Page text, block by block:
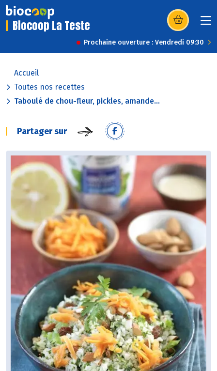
Biocoop La Teste (s’ouvre dans
Prochaine ouverture : Vendredi 09:30
Accueil
Toutes nos recettes
Taboulé de chou-fleur, pickles, amande...
Partager sur